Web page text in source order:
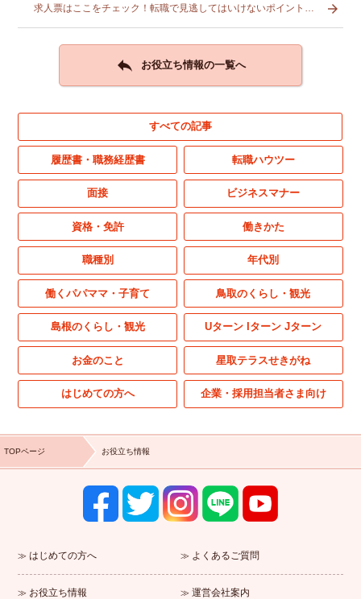

求人票はここをチェック！転職で見逃してはいけないポイントとは？
 お役立ち情報の一覧へ
すべての記事
履歴書・職務経歴書 転職ハウツー
面接 ビジネスマナー
資格・免許 働きかた
職種別 年代別
働くパパママ・子育て 鳥取のくらし・観光
島根のくらし・観光 Uターン Iターン Jターン
お金のこと 星取テラスせきがね
はじめての方へ 企業・採用担当者さま向け
TOPページ お役立ち情報
はじめての方へ よくあるご質問
お役立ち情報 運営会社案内